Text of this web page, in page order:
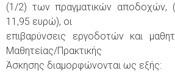
(1/2) των πραγματικών
11,95 ευρώ), οι
επιβαρύνσεις εργοδοτών και
Μαθητείας/Πρακτικής
Άσκησης διαμορφώνονται ως εξής: